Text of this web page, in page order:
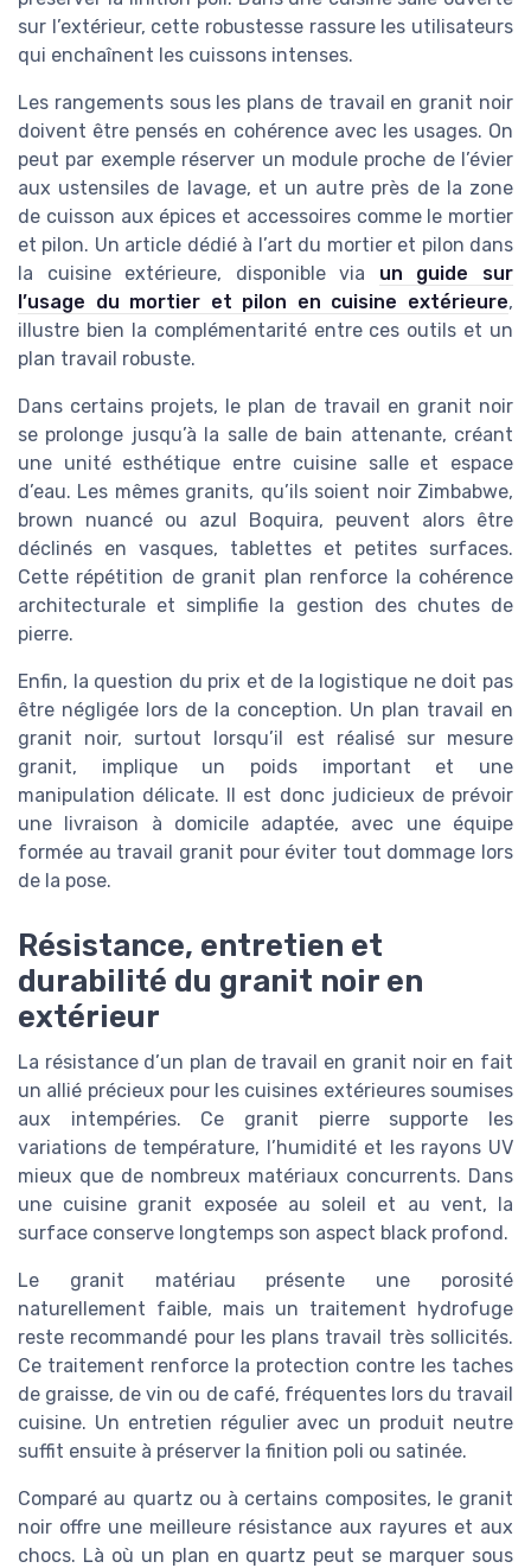
sur l’extérieur, cette robustesse rassure les utilisateurs
qui enchaînent les cuissons intenses.
Les rangements sous les plans de travail en granit noir
doivent être pensés en cohérence avec les usages. On
peut par exemple réserver un module proche de l’évier
aux ustensiles de lavage, et un autre près de la zone
de cuisson aux épices et accessoires comme le mortier
et pilon. Un article dédié à l’art du mortier et pilon dans
la cuisine extérieure, disponible via un guide sur
l’usage du mortier et pilon en cuisine extérieure,
illustre bien la complémentarité entre ces outils et un
plan travail robuste.
Dans certains projets, le plan de travail en granit noir
se prolonge jusqu’à la salle de bain attenante, créant
une unité esthétique entre cuisine salle et espace
d’eau. Les mêmes granits, qu’ils soient noir Zimbabwe,
brown nuancé ou azul Boquira, peuvent alors être
déclinés en vasques, tablettes et petites surfaces.
Cette répétition de granit plan renforce la cohérence
architecturale et simplifie la gestion des chutes de
pierre.
Enfin, la question du prix et de la logistique ne doit pas
être négligée lors de la conception. Un plan travail en
granit noir, surtout lorsqu’il est réalisé sur mesure
granit, implique un poids important et une
manipulation délicate. Il est donc judicieux de prévoir
une livraison à domicile adaptée, avec une équipe
formée au travail granit pour éviter tout dommage lors
de la pose.
Résistance, entretien et
durabilité du granit noir en
extérieur
La résistance d’un plan de travail en granit noir en fait
un allié précieux pour les cuisines extérieures soumises
aux intempéries. Ce granit pierre supporte les
variations de température, l’humidité et les rayons UV
mieux que de nombreux matériaux concurrents. Dans
une cuisine granit exposée au soleil et au vent, la
surface conserve longtemps son aspect black profond.
Le granit matériau présente une porosité
naturellement faible, mais un traitement hydrofuge
reste recommandé pour les plans travail très sollicités.
Ce traitement renforce la protection contre les taches
de graisse, de vin ou de café, fréquentes lors du travail
cuisine. Un entretien régulier avec un produit neutre
suffit ensuite à préserver la finition poli ou satinée.
Comparé au quartz ou à certains composites, le granit
noir offre une meilleure résistance aux rayures et aux
chocs. Là où un plan en quartz peut se marquer sous